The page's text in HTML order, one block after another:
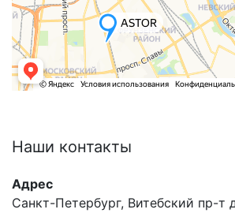
Наши контакты
Адрес
Санкт-Петербург, Витебский пр-т